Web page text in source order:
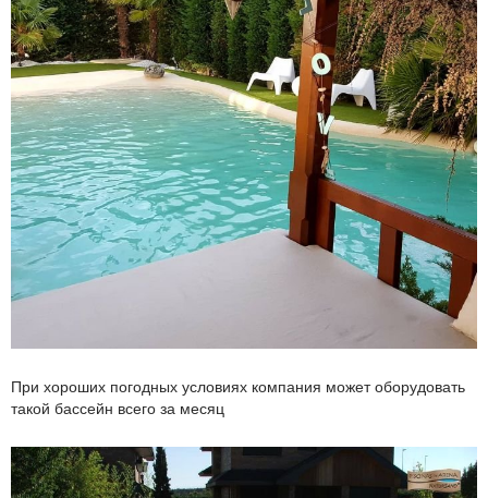
При хороших погодных условиях компания может оборудовать
такой бассейн всего за месяц